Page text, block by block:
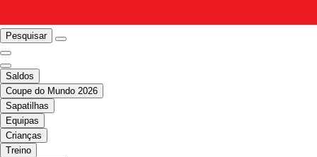
Pesquisar
Saldos
Coupe do Mundo 2026
Sapatilhas
Equipas
Crianças
Treino